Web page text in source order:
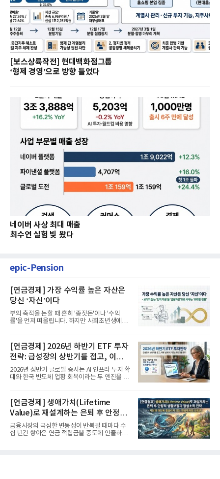
[보스상륙작전] 현대백화점그룹
‘형제 경영’으로 방향 틀었다
네이버 사상 최대 매출
최수연 실험 빛 봤다
epic-Pension
[연금경제] 가장 수익률 높은 자산은
당신 ‘자신’이다
부의 축적을 논할 때 흔히 '종잣돈'이나 '수익
률'을 먼저 떠올립니다. 하지만 사회초년생에게
[연금경제] 2026년 하반기 ETF 투자
전략: 급성장의 상반기를 접고, 이제
'실적'이 가르는 하반기를 맞다
2026년 상반기 글로벌 증시는 AI 인프라 투자 확
대와 한국 반도체 업황 회복이라는 두 엔진을 달
[연금경제] 생애가치(Lifetime
Value)로 재설계하는 은퇴 후 안정적
생활보장과 평생소득 전략
금융시장의 극심한 변동성이 반복될 때마다 수
십 년간 쌓아온 연금 적립금을 중도에 인출하거